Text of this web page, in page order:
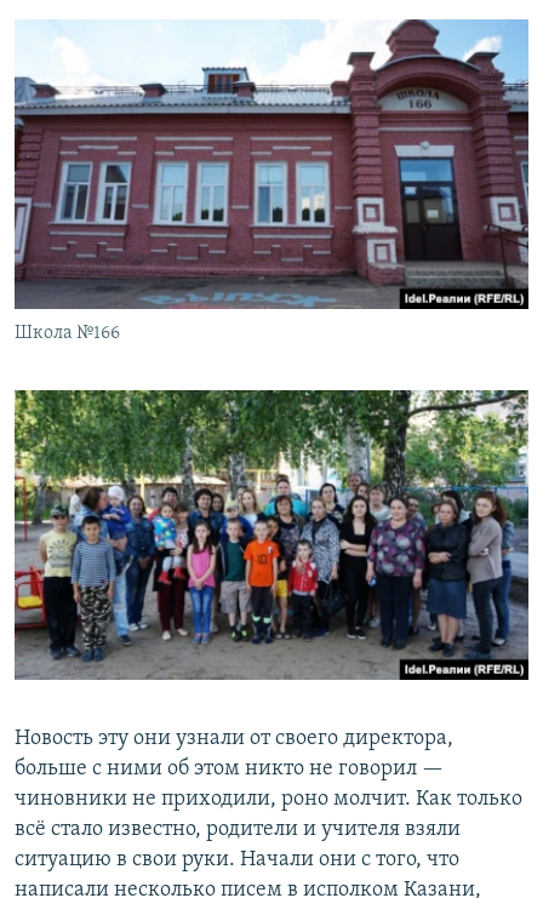
Школа №166
Новость эту они узнали от своего директора,
больше с ними об этом никто не говорил —
чиновники не приходили, роно молчит. Как только
всё стало известно, родители и учителя взяли
ситуацию в свои руки. Начали они с того, что
написали несколько писем в исполком Казани,